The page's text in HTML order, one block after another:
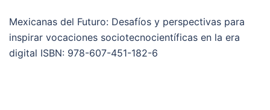
Mexicanas del Futuro: Desafíos y perspectivas para
inspirar vocaciones sociotecnocientíficas en la era
digital ISBN: 978-607-451-182-6